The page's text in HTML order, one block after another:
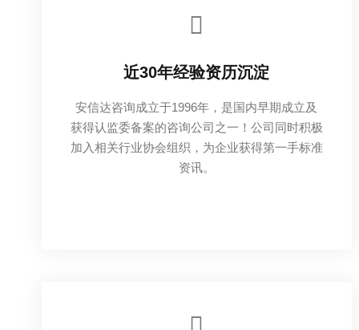
近30年经验资历沉淀
安信达咨询成立于1996年，是国内早期成立及
获得认监委备案的咨询公司之一！公司同时积极
加入相关行业协会组织，为企业获得第一手标准
资讯。